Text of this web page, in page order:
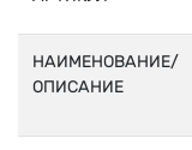
НАИМЕНОВАНИЕ/
ОПИСАНИЕ